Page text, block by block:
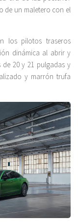
de un maletero con el
los pilotos traseros
dinámica al abrir y
20 y 21 pulgadas y
y marrón trufa